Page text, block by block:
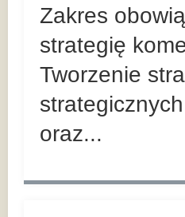
Zakres
strategię
Tworzenie
oraz...